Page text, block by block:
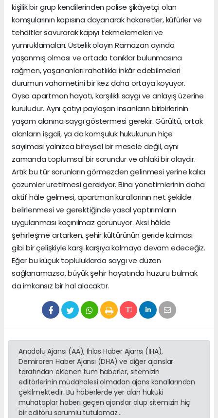
kişilik bir grup kendilerinden polise şikâyetçi olan
komşularının kapısına dayanarak hakaretler, küfürler ve
tehditler savurarak kapıyı tekmelemeleri ve
yumruklamaları. Üstelik olayın Ramazan ayında
yaşanmış olması ve ortada tanıklar bulunmasına
rağmen, yaşananları rahatlıkla inkâr edebilmeleri
durumun vahametini bir kez daha ortaya koyuyor.
Oysa apartman hayatı, karşılıklı saygı ve anlayış üzerine
kuruludur. Aynı çatıyı paylaşan insanların birbirlerinin
yaşam alanına saygı göstermesi gerekir. Gürültü, ortak
alanların işgali, ya da komşuluk hukukunun hiçe
sayılması yalnızca bireysel bir mesele değil, aynı
zamanda toplumsal bir sorundur ve ahlaki bir olaydır.
Artık bu tür sorunların görmezden gelinmesi yerine kalıcı
çözümler üretilmesi gerekiyor. Bina yönetimlerinin daha
aktif hâle gelmesi, apartman kurallarının net şekilde
belirlenmesi ve gerektiğinde yasal yaptırımların
uygulanması kaçınılmaz görünüyor. Aksi hâlde
şehirleşme artarken, şehir kültürünün geride kalması
gibi bir çelişkiyle karşı karşıya kalmaya devam edeceğiz.
Eğer bu küçük topluluklarda saygı ve düzen
sağlanamazsa, büyük şehir hayatında huzuru bulmak
da imkansız bir hal alacaktır.
Anadolu Ajansı (AA), İhlas Haber Ajansı (İHA),
Demirören Haber Ajansı (DHA) ve diğer ajanslar
tarafından eklenen tüm haberler, sitemizin
editörlerinin müdahalesi olmadan ajans kanallarından
çekilmektedir. Bu haberlerde yer alan hukuki
muhataplar haberi geçen ajanslar olup sitemizin hiç
bir editörü sorumlu tutulamaz...